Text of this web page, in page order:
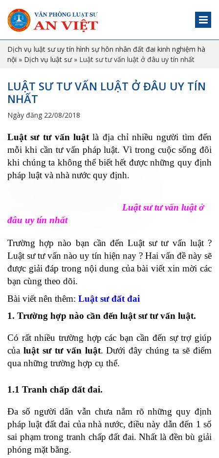
Dịch vụ luật sư uy tín hình sự hôn nhân đất đai kinh nghiệm hà
nội » Dịch vụ luật sư» Luật sư tư vấn luật ở đâu uy tín nhất
LUẬT SƯ TƯ VẤN LUẬT Ở ĐÂU UY TÍN
NHẤT
Ngày đăng 22/08/2018
Luật sư tư vấn luật là địa chỉ nhiều người tìm đến
mỗi khi cần tư vấn pháp luật. Vì trong cuộc sống đôi
khi chúng ta không thể biết hết được những quy định
pháp luật và nhà nước quy định.
Luật sư tư vấn luật ở
đâu uy tín nhất
Trường hợp nào bạn cần đến Luật sư tư vấn luật ?
Luật sư tư vấn nào uy tín hiện nay ? Hai vấn đề này sẽ
được giải đáp trong nội dung của bài viết xin mời các
bạn cùng theo dõi.
Bài viết nên thêm: Luật sư đất đai
1. Trường hợp nào cần đến luật sư tư vấn luật.
Có rất nhiều trường hợp các bạn cần đến sự trợ giúp
của luật sư tư vấn luật. Dưới đây chúng ta sẽ điểm
qua những trường hợp cụ thể.
1.1 Tranh chấp đất đai.
Đa số người dân vẫn chưa nắm rõ những quy định
pháp luật đất đai của nhà nước, điều này dẫn đến 1 số
sai phạm trong tranh chấp đất đai. Nhất là đền bù giải
phóng mặt bằng.